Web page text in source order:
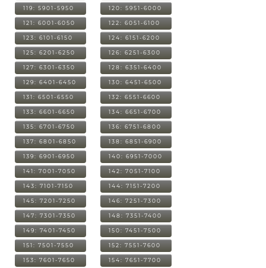
119: 5901-5950 120: 5951-6000
121: 6001-6050 122: 6051-6100
123: 6101-6150 124: 6151-6200
125: 6201-6250 126: 6251-6300
127: 6301-6350 128: 6351-6400
129: 6401-6450 130: 6451-6500
131: 6501-6550 132: 6551-6600
133: 6601-6650 134: 6651-6700
135: 6701-6750 136: 6751-6800
137: 6801-6850 138: 6851-6900
139: 6901-6950 140: 6951-7000
141: 7001-7050 142: 7051-7100
143: 7101-7150 144: 7151-7200
145: 7201-7250 146: 7251-7300
147: 7301-7350 148: 7351-7400
149: 7401-7450 150: 7451-7500
151: 7501-7550 152: 7551-7600
153: 7601-7650 154: 7651-7700